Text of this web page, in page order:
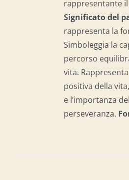
rappresentante
Significato del
rappresenta la
Simboleggia la
percorso
vita.
positiva della
e l’importanza
perseveranza.